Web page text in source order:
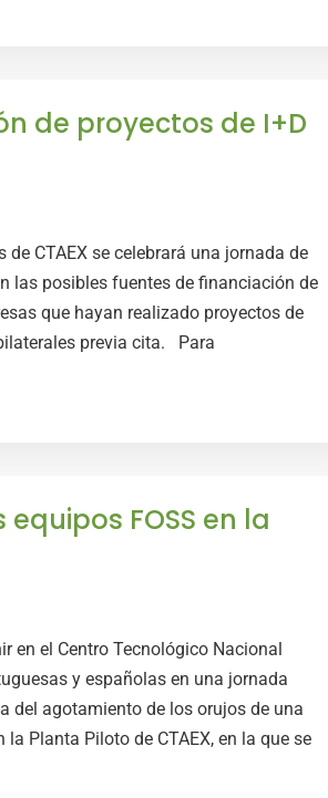
de proyectos de I+D
CTAEX se celebrará una jornada de
las posibles fuentes de financiación de
que hayan realizado proyectos de
previa cita. Para
FOSS en la
en el Centro Tecnológico Nacional
y españolas en una jornada
del agotamiento de los orujos de una
Planta Piloto de CTAEX, en la que se